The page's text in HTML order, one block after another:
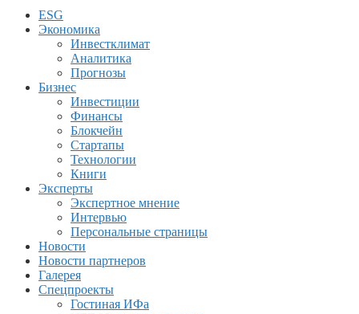
ESG
Экономика
Инвестклимат
Аналитика
Прогнозы
Бизнес
Инвестиции
Финансы
Блокчейн
Стартапы
Технологии
Книги
Эксперты
Экспертное мнение
Интервью
Персональные страницы
Новости
Новости партнеров
Галерея
Спецпроекты
Гостиная ИФа